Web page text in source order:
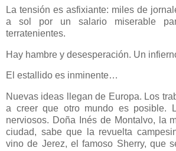
La tensión es asfixiante: miles de
a sol por un salario miserable
terratenientes.
Hay hambre y desesperación. Un
El estallido es inminente…
Nuevas ideas llegan de Europa. Los
a creer que otro mundo es posible.
nerviosos. Doña Inés de Montalvo, la
ciudad, sabe que la revuelta
vino de Jerez, el famoso Sherry, que